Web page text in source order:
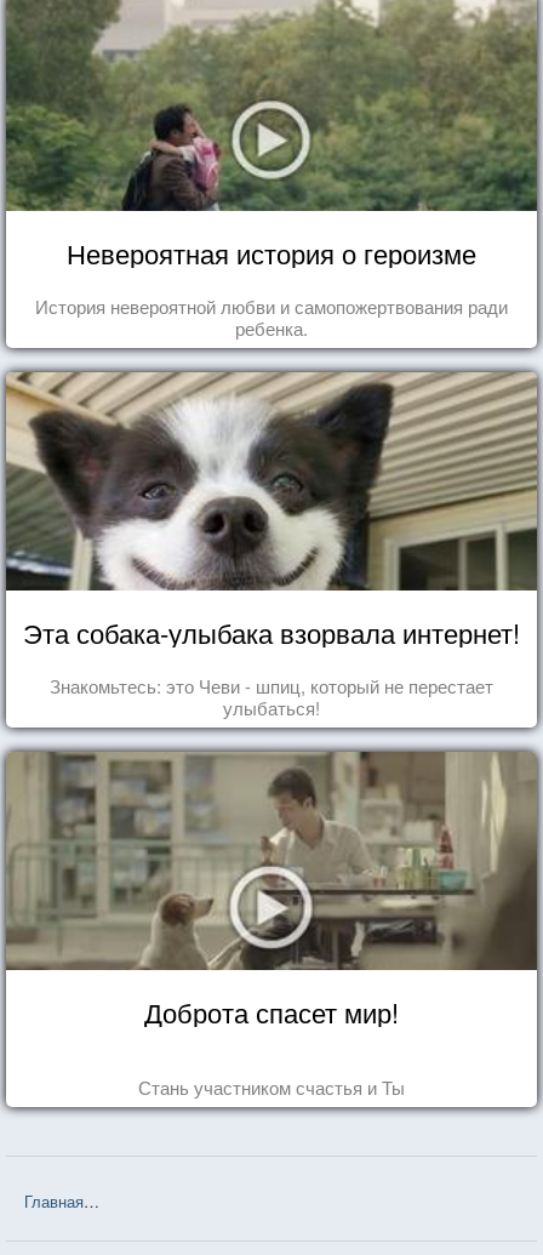
Невероятная история о героизме
История невероятной любви и самопожертвования ради
ребенка.
Эта собака-улыбака взорвала интернет!
Знакомьтесь: это Чеви - шпиц, который не перестает
улыбаться!
Доброта спасет мир!
Стань участником счастья и Ты
Главная